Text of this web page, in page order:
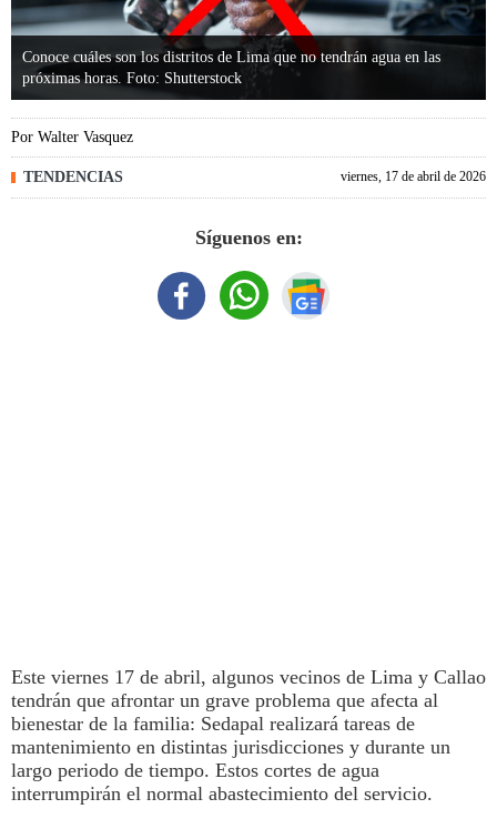
Conoce cuáles son los distritos de Lima que no tendrán agua en las
próximas horas. Foto: Shutterstock
TENDENCIAS
Por Walter Vasquez
viernes, 17 de abril de 2026
Síguenos en:
Este viernes 17 de abril, algunos vecinos de Limay Callao
tendrán que afrontar un grave problema que afecta al
bienestar de la familia: Sedapalrealizará tareas de
mantenimiento en distintas jurisdicciones y durante un
largo periodo de tiempo. Estos cortes de agua
interrumpirán el normal abastecimiento del servicio.